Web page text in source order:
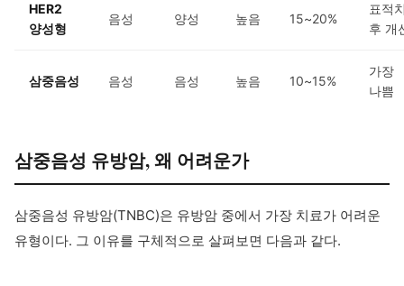
HER2
양성형
음성 양성 높음 15~20%
표적
후 개
삼중음성 음성 음성 높음 10~15%
가장
나쁨
삼중음성 유방암, 왜 어려운가
삼중음성 유방암(TNBC)은 유방암 중에서 가장 치료가 어려운
유형이다. 그 이유를 구체적으로 살펴보면 다음과 같다.